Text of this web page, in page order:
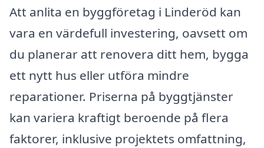
Att anlita en byggföretag i Linderöd kan
vara en värdefull investering, oavsett om
du planerar att renovera ditt hem, bygga
ett nytt hus eller utföra mindre
reparationer. Priserna på byggtjänster
kan variera kraftigt beroende på flera
faktorer, inklusive projektets omfattning,